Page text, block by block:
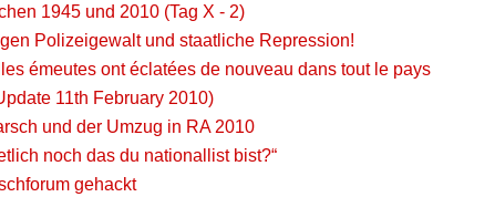
1945 und 2010 (Tag X - 2)
Polizeigewalt und staatliche Repression!
émeutes ont éclatées de nouveau dans tout le pays
11th February 2010)
und der Umzug in RA 2010
noch das du nationallist bist?“
gehackt